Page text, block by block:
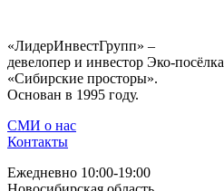
«ЛидерИнвестГрупп» –
девелопер и инвестор Эко-посёлка
«Сибирские просторы».
Основан в 1995 году.
СМИ о нас
Контакты
Ежедневно 10:00-19:00